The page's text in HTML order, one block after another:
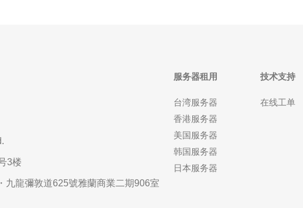
3楼
九龍彌敦道625號雅蘭商業二期906室
服务器租用
台湾服务器
香港服务器
美国服务器
韩国服务器
日本服务器
技术支持
在线工单